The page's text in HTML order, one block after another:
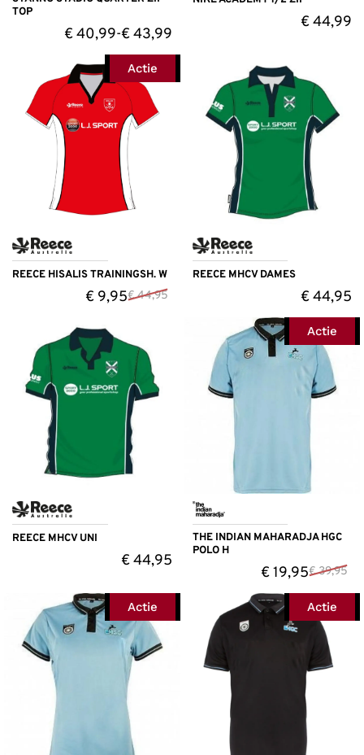
TOP
€40,99-€43,99
€44,99
Actie
REECE HISALIS TRAININGSH. W
€9,95€44,95
REECE MHCV DAMES
€44,95
REECE MHCV UNI
€44,95
Actie
THE INDIAN MAHARADJA HGC
POLO H
€19,95€39,95
Actie Actie